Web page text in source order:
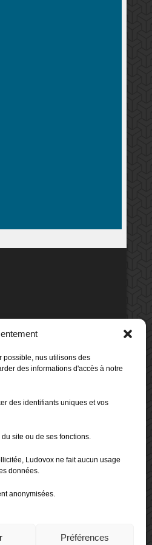
possible, nus utilisons des
des informations d'accès à notre
des identifiants uniques et vos
site ou de ses fonctions.
Ludovox ne fait aucun usage
données.
anonymisées.
Préférences